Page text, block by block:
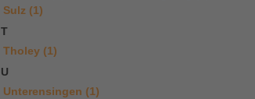
Sulz (1)
T
Tholey (1)
U
Unterensingen (1)